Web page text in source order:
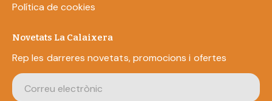
Política de cookies
Novetats La Calaixera
Rep les darreres novetats, promocions i ofertes